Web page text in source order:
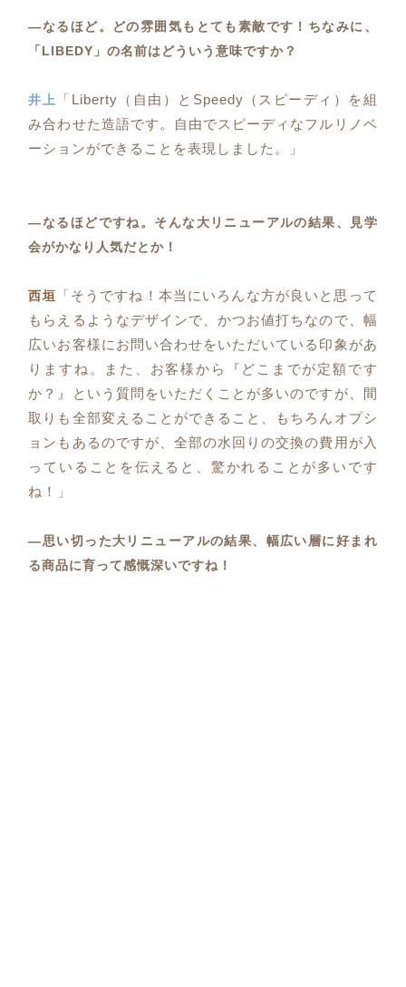
―なるほど。どの雰囲気もとても素敵です！ちなみに、
「LIBEDY」の名前はどういう意味ですか？
井上
「Liberty（自由）とSpeedy（スピーディ）を組
み合わせた造語です。自由でスピーディなフルリノベ
ーションができることを表現しました。」
―なるほどですね。そんな大リニューアルの結果、見学
会がかなり人気だとか！
西垣
「そうですね！本当にいろんな方が良いと思って
もらえるようなデザインで、かつお値打ちなので、幅
広いお客様にお問い合わせをいただいている印象があ
りますね。また、お客様から『どこまでが定額です
か？』という質問をいただくことが多いのですが、間
取りも全部変えることができること、もちろんオプシ
ョンもあるのですが、全部の水回りの交換の費用が入
っていることを伝えると、驚かれることが多いです
ね！」
―思い切った大リニューアルの結果、幅広い層に好まれ
る商品に育って感慨深いですね！